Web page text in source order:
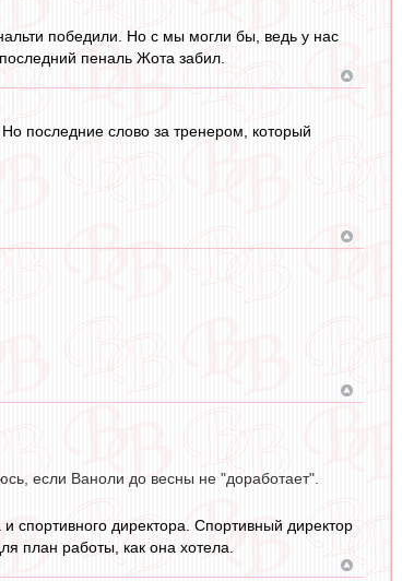
победили. Но с мы могли бы, ведь у нас
пеналь Жота забил.
последние слово за тренером, который
если Ваноли до весны не "доработает".
спортивного директора. Спортивный директор
план работы, как она хотела.